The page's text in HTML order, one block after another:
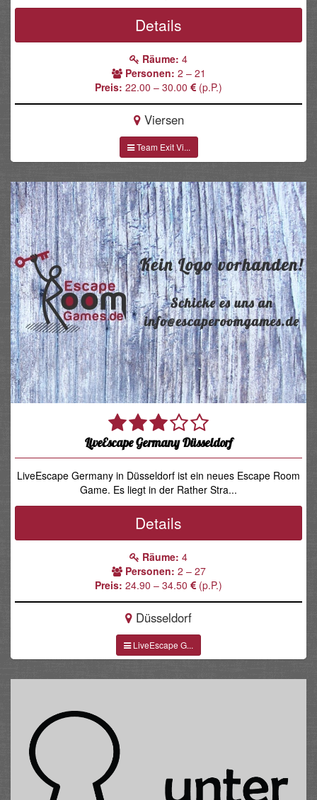
Details
Räume: 4
Personen: 2 – 21
Preis: 22.00 – 30.00 (p.P.)
Viersen
Team Exit Vi...
LiveEscape Germany Düsseldorf
LiveEscape Germany in Düsseldorf ist ein neues Escape Room
Game. Es liegt in der Rather Stra...
Details
Räume: 4
Personen: 2 – 27
Preis: 24.90 – 34.50 (p.P.)
Düsseldorf
LiveEscape G...